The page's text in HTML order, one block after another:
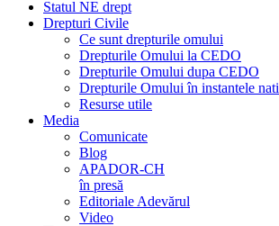
Statul NE drept
Drepturi Civile
Ce sunt drepturile omului
Drepturile Omului la CEDO
Drepturile Omului dupa CEDO
Drepturile Omului în instantele
Resurse utile
Media
Comunicate
Blog
APADOR-CH
în presă
Editoriale Adevărul
Video